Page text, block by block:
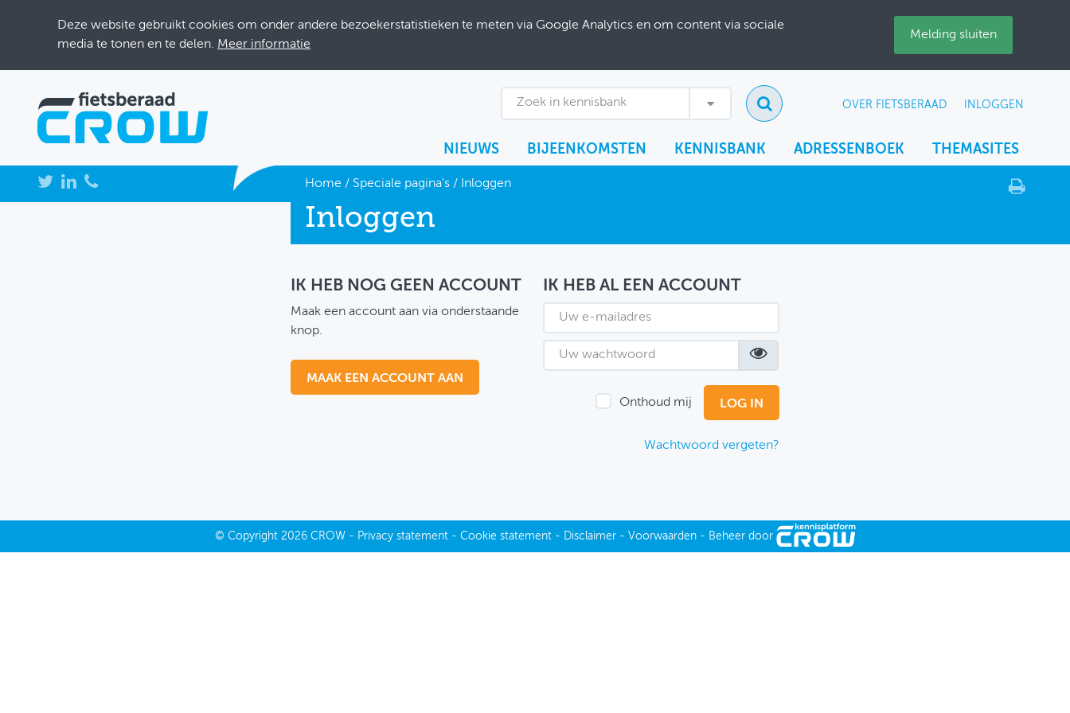
Deze website gebruikt cookies om onder andere bezoekerstatistieken te meten via Google Analytics en om content via sociale
media te tonen en te delen. Meer informatie
Melding sluiten
Zoek in kennisbank OVER FIETSBERAAD INLOGGEN
NIEUWS BIJEENKOMSTEN KENNISBANK ADRESSENBOEK THEMASITES
NIEUWS Home / Speciale pagina's/ Inloggen
Inloggen
IK HEB NOG GEEN ACCOUNT
Maak een account aan via onderstaande
knop.
MAAK EEN ACCOUNT AAN
IK HEB AL EEN ACCOUNT
Onthoud mij
Wachtwoord vergeten?
© Copyright2026 CROW - Privacy statement- Cookie statement- Disclaimer- Voorwaarden - Beheer door